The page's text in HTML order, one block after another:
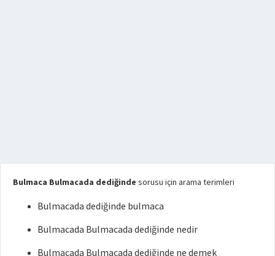
Bulmaca Bulmacada dediğinde sorusu için arama terimleri
Bulmacada dediğinde bulmaca
Bulmacada Bulmacada dediğinde nedir
Bulmacada Bulmacada dediğinde ne demek